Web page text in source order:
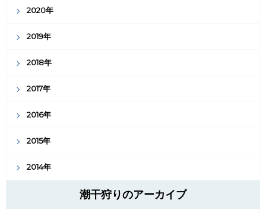
2020年
2019年
2018年
2017年
2016年
2015年
2014年
潮干狩りのアーカイブ